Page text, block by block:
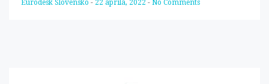
Eurodesk Slovensko - 22 apríla, 2022 - No Comments